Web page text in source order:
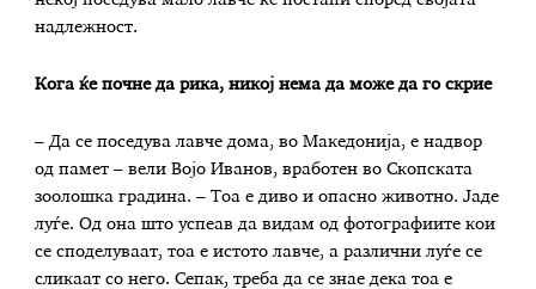
надлежност.
Кога ќе почне да рика, никој нема да може да го скрие
– Да се поседува лавче дома, во Македонија, е надвор
од памет – вели Војо Иванов, вработен во Скопската
зоолошка градина. – Тоа е диво и опасно животно. Јаде
луѓе. Од она што успеав да видам од фотографиите кои
се споделуваат, тоа е истото лавче, а различни луѓе се
сликаат со него. Сепак, треба да се знае дека тоа е